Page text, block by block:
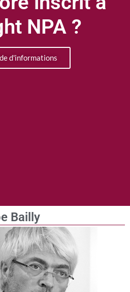
NPA ?
d'informations
Bailly